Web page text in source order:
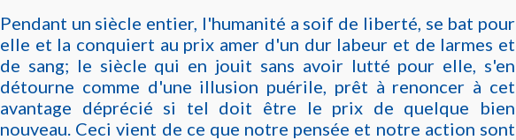
Pendant un siècle entier, l'humanité a soif de liberté, se bat pour
elle et la conquiert au prix amer d'un dur labeur et de larmes et
de sang; le siècle qui en jouit sans avoir lutté pour elle, s'en
détourne comme d'une illusion puérile, prêt à renoncer à cet
avantage déprécié si tel doit être le prix de quelque bien
nouveau. Ceci vient de ce que notre pensée et notre action sont